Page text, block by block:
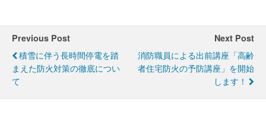
Previous Post
積雪に伴う長時間停電を踏
まえた防火対策の徹底につい
て
Next Post
消防職員による出前講座「高齢
者住宅防火の予防講座」を開始
します！